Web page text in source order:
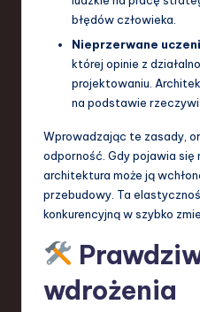
błędów człowieka.
Nieprzerwane
której opinie z
projektowaniu.
na podstawie
Wprowadzając te zasady,
odporność. Gdy pojawia się
architektura może ją
przebudowy. Ta
konkurencyjną w szybko
wdrożenia